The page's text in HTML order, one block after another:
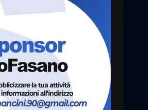
Fasanese ferito a colpi di
arma da fuoco
6 Agosto 2026 18:13
Carta d’identità: continua il
piano di aperture
straordinarie del Comune di
Fasano